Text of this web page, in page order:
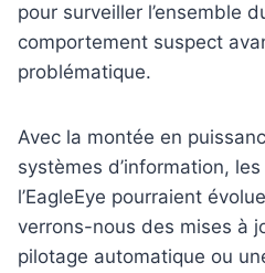
pour surveiller l’ensemble
comportement suspect
problématique.
Avec la montée en
systèmes d’information,
l’EagleEye pourraient
verrons-nous des mises à
pilotage automatique ou